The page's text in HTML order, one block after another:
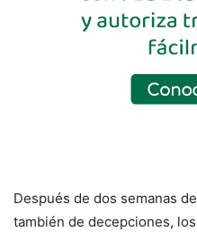
Después de dos semanas
también de decepciones,